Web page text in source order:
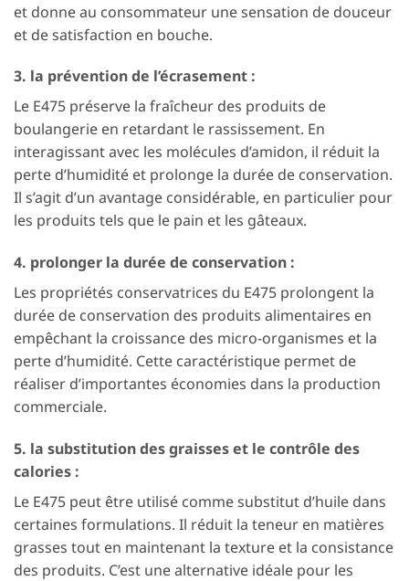
et donne au consommateur une sensation de douceur
et de satisfaction en bouche.
3. la prévention de l’écrasement :
Le E475 préserve la fraîcheur des produits de
boulangerie en retardant le rassissement. En
interagissant avec les molécules d’amidon, il réduit la
perte d’humidité et prolonge la durée de conservation.
Il s’agit d’un avantage considérable, en particulier pour
les produits tels que le pain et les gâteaux.
4. prolonger la durée de conservation :
Les propriétés conservatrices du E475 prolongent la
durée de conservation des produits alimentaires en
empêchant la croissance des micro-organismes et la
perte d’humidité. Cette caractéristique permet de
réaliser d’importantes économies dans la production
commerciale.
5. la substitution des graisses et le contrôle des
calories :
Le E475 peut être utilisé comme substitut d’huile dans
certaines formulations. Il réduit la teneur en matières
grasses tout en maintenant la texture et la consistance
des produits. C’est une alternative idéale pour les